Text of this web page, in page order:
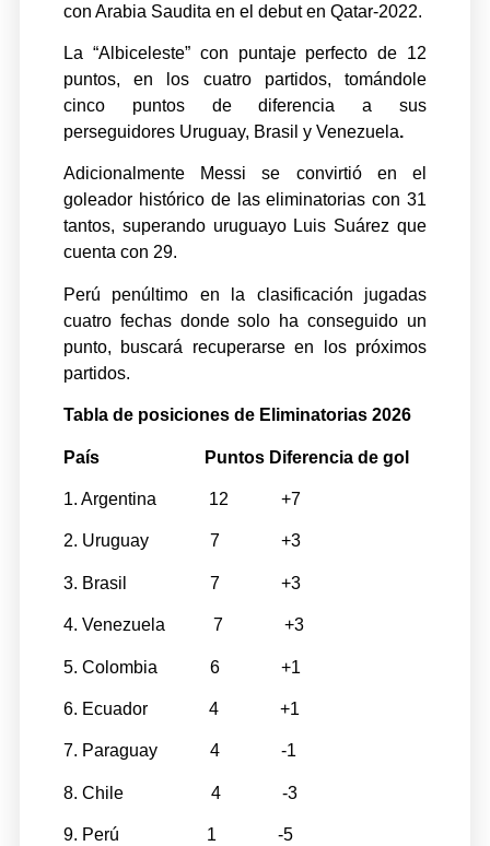
con Arabia Saudita en el debut en Qatar-2022.
La “Albiceleste” con puntaje perfecto de 12
puntos, en los cuatro partidos, tomándole
cinco puntos de diferencia a sus
perseguidores Uruguay, Brasil y Venezuela.
Adicionalmente Messi se convirtió en el
goleador histórico de las eliminatorias con 31
tantos, superando uruguayo Luis Suárez que
cuenta con 29.
Perú penúltimo en la clasificación jugadas
cuatro fechas donde solo ha conseguido un
punto, buscará recuperarse en los próximos
partidos.
Tabla de posiciones de Eliminatorias 2026
País Puntos Diferencia de gol
1. Argentina 12 +7
2. Uruguay 7 +3
3. Brasil 7 +3
4. Venezuela 7 +3
5. Colombia 6 +1
6. Ecuador 4 +1
7. Paraguay 4 -1
8. Chile 4 -3
9. Perú 1 -5